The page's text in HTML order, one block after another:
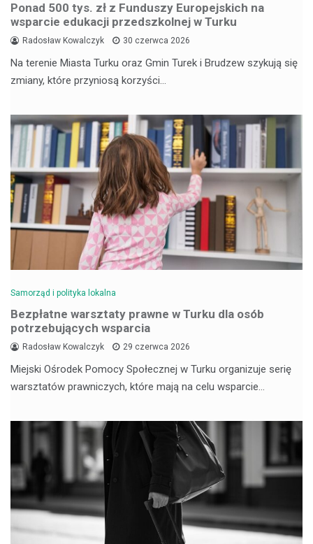
Ponad 500 tys. zł z Funduszy Europejskich na
wsparcie edukacji przedszkolnej w Turku
Radosław Kowalczyk 30 czerwca 2026
Na terenie Miasta Turku oraz Gmin Turek i Brudzew szykują się
zmiany, które przyniosą korzyści…
Samorząd i polityka lokalna
Bezpłatne warsztaty prawne w Turku dla osób
potrzebujących wsparcia
Radosław Kowalczyk 29 czerwca 2026
Miejski Ośrodek Pomocy Społecznej w Turku organizuje serię
warsztatów prawniczych, które mają na celu wsparcie…